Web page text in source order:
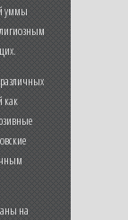
уммы
как
на